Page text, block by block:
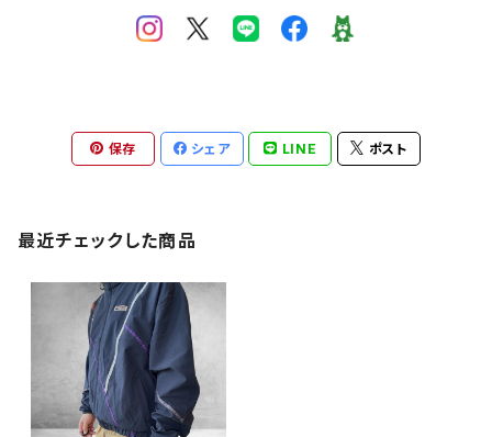
保存 シェア LINE ポスト
最近チェックした商品